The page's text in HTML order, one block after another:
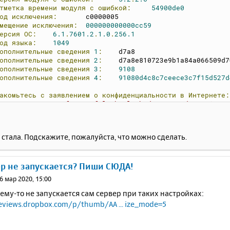
времени модуля с ошибкой:
54900de0
исключения:
	c0000005
исключения:
000000000000cc59
ОС: 6.1 . 7601.2 . 1.0 . 256.1
языка:
1049
сведения 1 :
	d7a8
сведения 2 :
сведения 3 :
9108
сведения 4 :
с заявлением о конфиденциальности в
Интернете:
://go.microsoft.com/fwlink/?linkid= ... cid=0x0419
:\Windows\system32\ru-RU\erofflps.txt
стала. Подскажите, пожалуйста, что можно сделать.
не запускается? Пиши СЮДА!
мар 2020, 15:00
то не запускается сам сервер при таких настройках:
p/thumb/AA ... ize_mode=5